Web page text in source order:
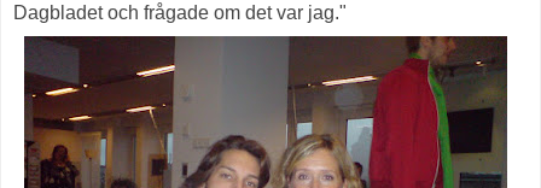
Dagbladet och frågade om det var jag."